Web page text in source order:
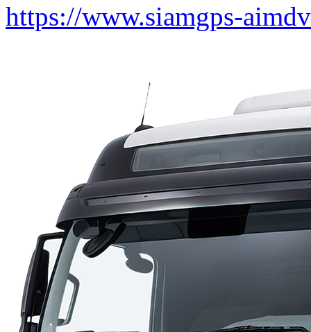
https://www.siamgps-